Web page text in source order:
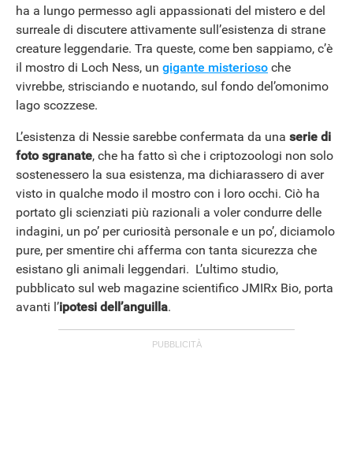
ha a lungo permesso agli appassionati del mistero e del
surreale di discutere attivamente sull’esistenza di strane
creature leggendarie. Tra queste, come ben sappiamo, c’è
il mostro di Loch Ness, un gigante misterioso che
vivrebbe, strisciando e nuotando, sul fondo del’omonimo
lago scozzese.
L’esistenza di Nessie sarebbe confermata da una serie di
foto sgranate, che ha fatto sì che i criptozoologi non solo
sostenessero la sua esistenza, ma dichiarassero di aver
visto in qualche modo il mostro con i loro occhi. Ciò ha
portato gli scienziati più razionali a voler condurre delle
indagini, un po’ per curiosità personale e un po’, diciamolo
pure, per smentire chi afferma con tanta sicurezza che
esistano gli animali leggendari. L’ultimo studio,
pubblicato sul web magazine scientifico JMIRx Bio, porta
avanti l’ipotesi dell’anguilla.